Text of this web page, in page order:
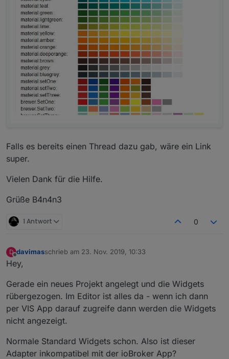
Falls es bereits einen Thread dazu gab, wäre ein Link
super.
Vielen Dank für die Hilfe.
Grüße B4n4n3
1 Antwort 0
D davimasschrieb am 23. Nov. 2019, 10:33
zuletzt editiert von
Hey,
Gerade ein neues Projekt angelegt und die Widgets
rübergezogen. Im Editor ist alles da - wenn ich dann
per VIS App darauf zugreife dann werden die Widgets
nicht angezeigt.
Normale Standard Widgets schon. Also ist dieser
Adapter inkompatibel mit der ioBroker App?